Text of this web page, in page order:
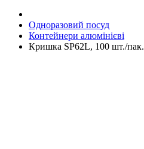
Одноразовий посуд
Контейнери алюмінієві
Кришка SP62L, 100 шт./пак.